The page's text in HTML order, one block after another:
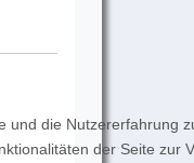
die Nutzererfahrung
der Seite zur